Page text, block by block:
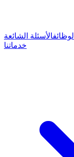
الوظائفالأسئلة الشائعة
خدماتنا